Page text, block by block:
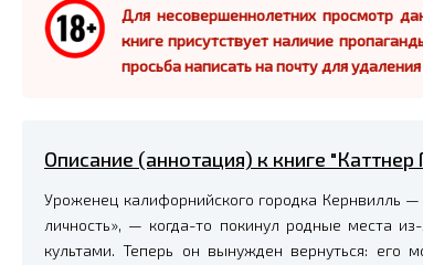
Для несовершеннолетних просмотр
книге присутствует наличие
просьба написать на почту для
Описание (аннотация) к книге
Уроженец калифорнийского городка Кернвилль
личность», — когда-то покинул родные места
культами. Теперь он вынужден вернуться: